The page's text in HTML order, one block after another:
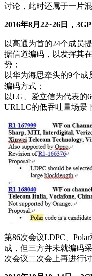
讨论，此时还属于一片
2016年8月22~26日，
以高通为首的24个成员
据信道编码，以发挥其
势；
以华为海思牵头的9个成
编码方式；
以LG、爱立信为代表的
URLLC的低吞吐量场景
第86次会议LDPC、
成，但三方并未就编码
次会议二次会上再进行讨